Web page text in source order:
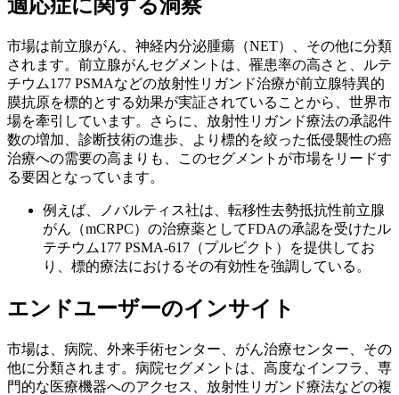
適応症に関する洞察
市場は前立腺がん、神経内分泌腫瘍（NET）、その他に分類
されます。前立腺がんセグメントは、罹患率の高さと、ルテ
チウム177 PSMAなどの放射性リガンド治療が前立腺特異的
膜抗原を標的とする効果が実証されていることから、世界市
場を牽引しています。さらに、放射性リガンド療法の承認件
数の増加、診断技術の進歩、より標的を絞った低侵襲性の癌
治療への需要の高まりも、このセグメントが市場をリードす
る要因となっています。
例えば、ノバルティス社は、転移性去勢抵抗性前立腺
がん（mCRPC）の治療薬としてFDAの承認を受けたル
テチウム177 PSMA-617（プルビクト）を提供してお
り、標的療法におけるその有効性を強調している。
エンドユーザーのインサイト
市場は、病院、外来手術センター、がん治療センター、その
他に分類されます。病院セグメントは、高度なインフラ、専
門的な医療機器へのアクセス、放射性リガンド療法などの複